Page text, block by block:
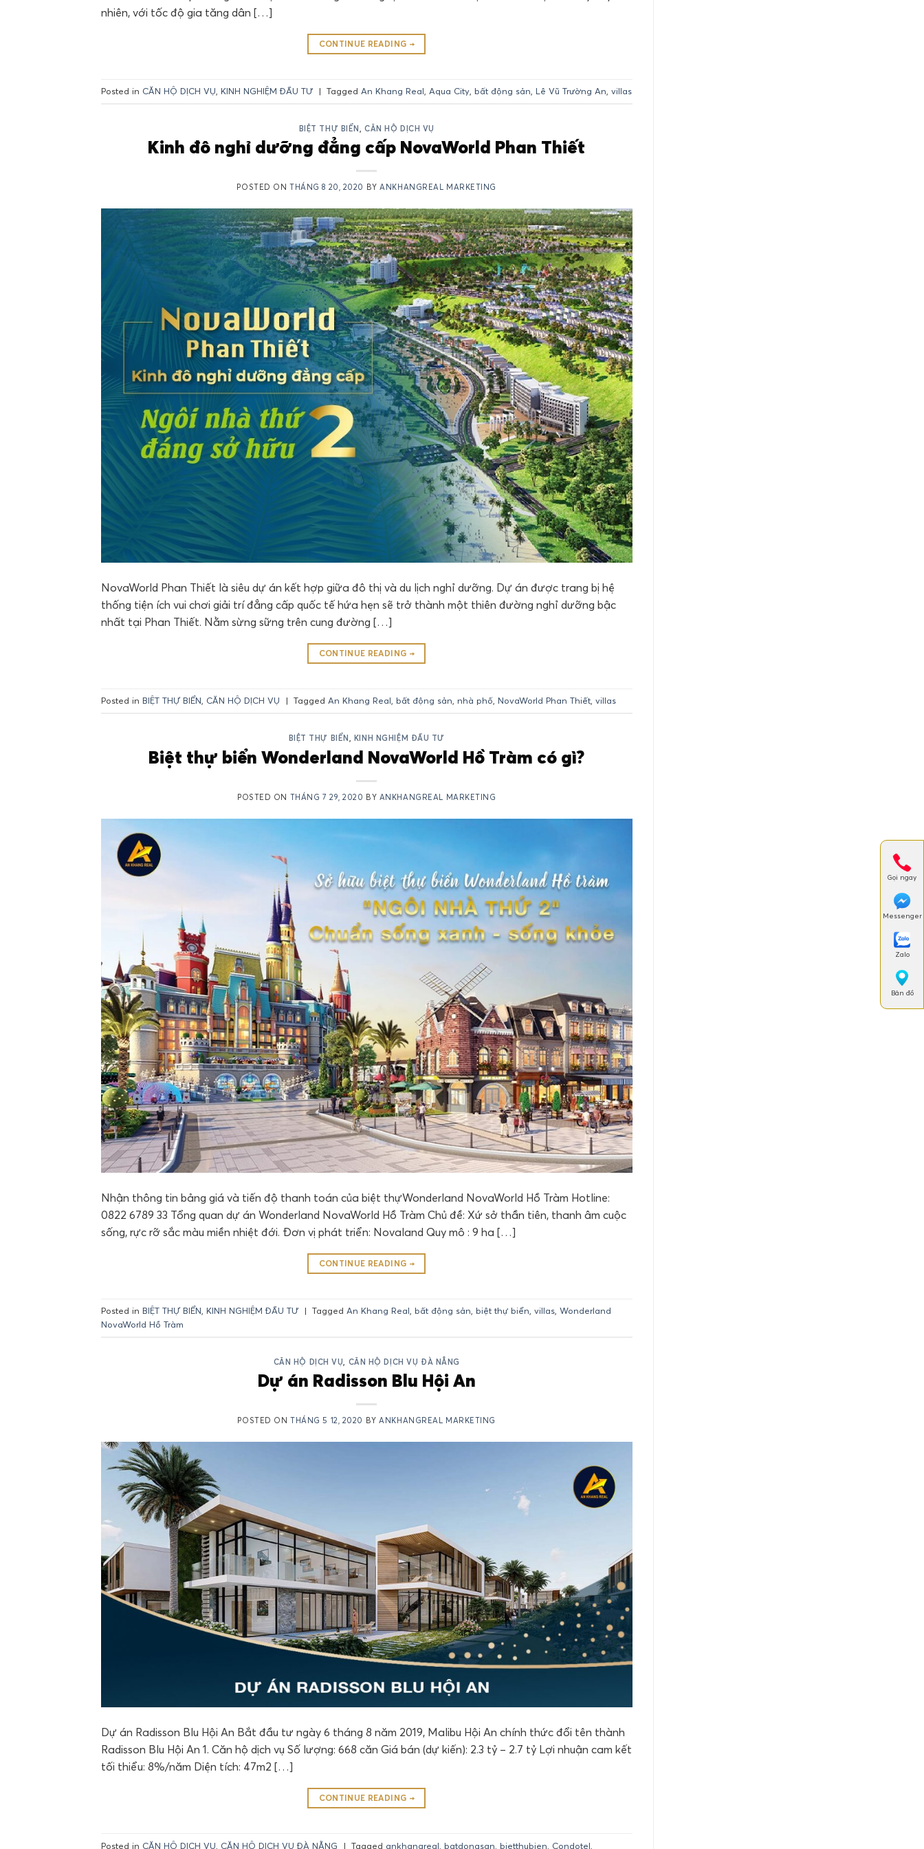
nhiên, với tốc độ gia tăng dân […]
CONTINUE READING →
Posted in CĂN HỘ DỊCH VỤ KINH NGHIỆM ĐẦU TƯ | Tagged An Khang Real Aqua City bất động sản Lê Vũ Trường An villas
BIỆT THỰ BIỂN,CĂN HỘ DỊCH VỤ
Kinh đô nghỉ dưỡng đẳng cấp NovaWorld Phan Thiết
POSTED ONTHÁNG 8 20, 2020 BYANKHANGREAL MARKETING
NovaWorld Phan Thiết là siêu dự án kết hợp giữa đô thị và du lịch nghỉ dưỡng. Dự án được trang bị hệ
thống tiện ích vui chơi giải trí đẳng cấp quốc tế hứa hẹn sẽ trở thành một thiên đường nghỉ dưỡng bậc
nhất tại Phan Thiết. Nằm sừng sững trên cung đường […]
CONTINUE READING →
Posted in BIỆT THỰ BIỂN, CĂN HỘ DỊCH VỤ | Tagged An Khang Real, bất động sản, nhà phố, NovaWorld Phan Thiết, villas
BIỆT THỰ BIỂN , KINH NGHIỆM ĐẦU TƯ
Biệt thự biển Wonderland NovaWorld Hồ Tràm có gì?
POSTED ON THÁNG 7 29, 2020 BY ANKHANGREAL MARKETING
Nhận thông tin bảng giá và tiến độ thanh toán của biệt thựWonderland NovaWorld Hồ Tràm Hotline:
0822 6789 33 Tổng quan dự án Wonderland NovaWorld Hồ Tràm Chủ đề: Xứ sở thần tiên, thanh âm cuộc
sống, rực rỡ sắc màu miền nhiệt đới. Đơn vị phát triển: Novaland Quy mô : 9 ha […]
CONTINUE READING →
Posted in BIỆT THỰ BIỂN KINH NGHIỆM ĐẦU TƯ | Tagged An Khang Real bất động sản biệt thự biển villas Wonderland
NovaWorld Hồ Tràm
CĂN HỘ DỊCH VỤ CĂN HỘ DỊCH VỤ ĐÀ NẴNG
Dự án Radisson Blu Hội An
POSTED ONTHÁNG 5 12, 2020 BYANKHANGREAL MARKETING
Dự án Radisson Blu Hội An Bắt đầu tư ngày 6 tháng 8 năm 2019, Malibu Hội An chính thức đổi tên thành
Radisson Blu Hội An 1. Căn hộ dịch vụ Số lượng: 668 căn Giá bán (dự kiến): 2.3 tỷ – 2.7 tỷ Lợi nhuận cam kết
tối thiểu: 8%/năm Diện tích: 47m2 […]
CONTINUE READING →
Posted in CĂN HỘ DỊCH VỤ CĂN HỘ DỊCH VỤ ĐÀ NẴNG | Tagged ankhangreal batdongsan bietthubien Condotel
Gọi ngay
Messenger
Zalo
Bản đồ